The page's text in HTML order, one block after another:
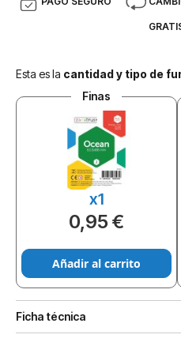
Esta es la cantidad y tipo de
Finas
x1
0,95 €
Añadir al carrito
Ficha técnica